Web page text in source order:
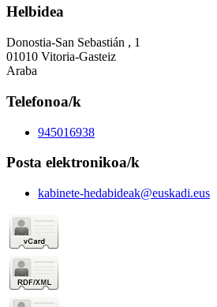
Helbidea
Donostia-San Sebastián , 1
01010 Vitoria-Gasteiz
Araba
Telefonoa/k
945016938
Posta elektronikoa/k
kabinete-hedabideak@euskadi.eus